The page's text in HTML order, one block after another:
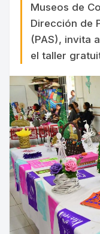
Museos de
Dirección de
(PAS), invita
el taller